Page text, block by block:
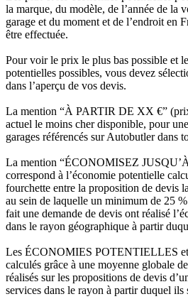
la marque, du modèle, de l’année de la
garage et du moment et de l’endroit en
être effectuée.
Pour voir le prix le plus bas possible et
potentielles possibles, vous devez
dans l’aperçu de vos devis.
La mention “À PARTIR DE XX €”
actuel le moins cher disponible, pour
garages référencés sur Autobutler dans
La mention “ÉCONOMISEZ
correspond à l’économie potentielle
fourchette entre la proposition de devis
au sein de laquelle un minimum de 25
fait une demande de devis ont réalisé
dans le rayon géographique à partir
Les ÉCONOMIES POTENTIELLES
calculés grâce à une moyenne globale
réalisés sur les propositions de devis
services dans le rayon à partir duquel ils